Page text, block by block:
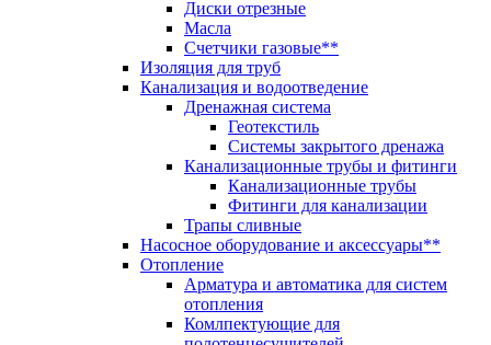
Диски отрезные
Масла
Счетчики газовые**
Изоляция для труб
Канализация и водоотведение
Дренажная система
Геотекстиль
Системы закрытого дренажа
Канализационные трубы и фитинги
Канализационные трубы
Фитинги для канализации
Трапы сливные
Насосное оборудование и аксессуары**
Отопление
Арматура и автоматика для систем
отопления
Комлпектующие для